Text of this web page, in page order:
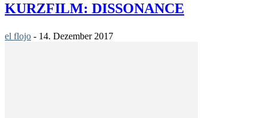
KURZFILM: DISSONANCE
el flojo - 14. Dezember 2017